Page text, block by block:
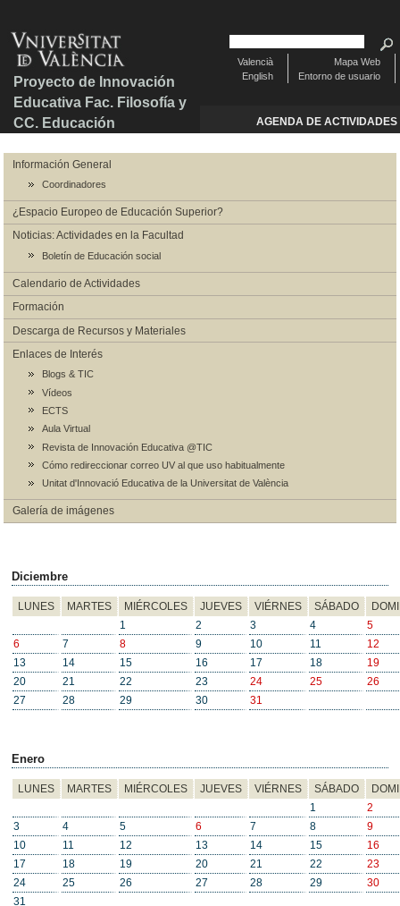
Proyecto de Innovación
Educativa Fac. Filosofía y
CC. Educación
Mapa Web
Entorno de usuario
Valencià
English
AGENDA DE ACTIVIDADES
Información General
Coordinadores
¿Espacio Europeo de Educación Superior?
Noticias: Actividades en la Facultad
Boletín de Educación social
Calendario de Actividades
Formación
Descarga de Recursos y Materiales
Enlaces de Interés
Blogs & TIC
Vídeos
ECTS
Aula Virtual
Revista de Innovación Educativa @TIC
Cómo redireccionar correo UV al que uso habitualmente
Unitat d'Innovació Educativa de la Universitat de València
Galería de imágenes
Diciembre
LUNES MARTES MIÉRCOLES JUEVES VIÉRNES SÁBADO
1
2 3 4
5
6
7 8 9 10 11
12
13
14 15 16 17 18
19
20
21 22 23 24 25
26
27
28 29 30 31
Enero
LUNES MARTES MIÉRCOLES JUEVES VIÉRNES SÁBADO
1
2
3
4 5 6 7 8
9
10
11 12 13 14 15
16
17
18 19 20 21 22
23
24
25 26 27 28 29
30
31